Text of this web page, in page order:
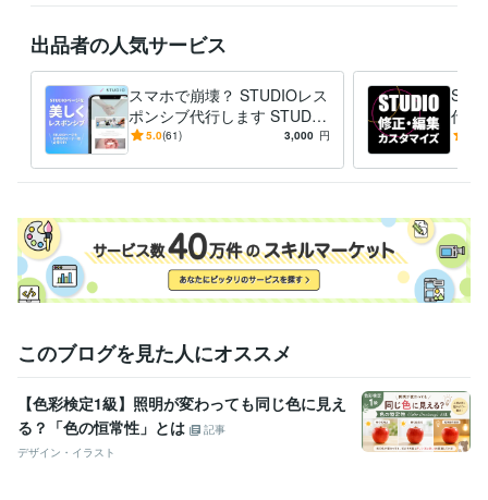
【略歴】
文系大卒 → 社会不適応 → 石油ストーブ営業 → 離脱
「売れること」に違和感を感じ、意味のある“選ばれる設計”を探し始める
2019年：独学と職業訓練でデザインを習得
経験職種
デザイナー / Webデザイナー
デザイナー / UI/UXデザイナー 経験年数 : 5年
デザイナー / 企画書・資料デザイナー 経験年数 : 5年
営業 / 法人営業 経験年数 : 5年
職歴
受賞歴
ゼロイチWEBデザイン中級編「ベストオブ選手権」
ココナラ 販売実
出品者の人気サービス
スマホで崩壊？ STUDIOレス
ポンシブ代行します STUDIO
サイト、スマホでガタガタ？
5.0(61) 3,000 円
代行
度と
このブログを見た人にオススメ
【色彩検定1級】照明が変わっても同じ色に見え
る？「色の恒常性」とは
記事
デザイン・イラスト